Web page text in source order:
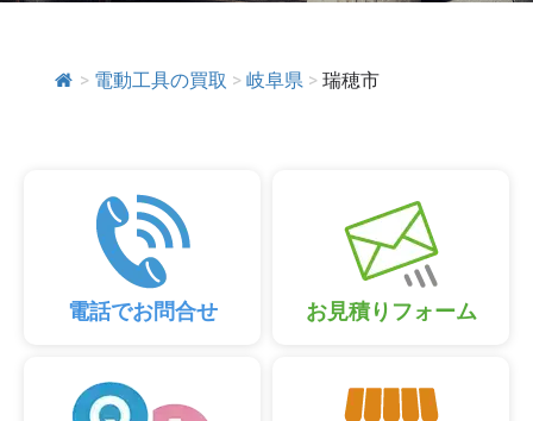
> 電動工具の買取 > 岐阜県 > 瑞穂市
電話でお問合せ お見積りフォーム